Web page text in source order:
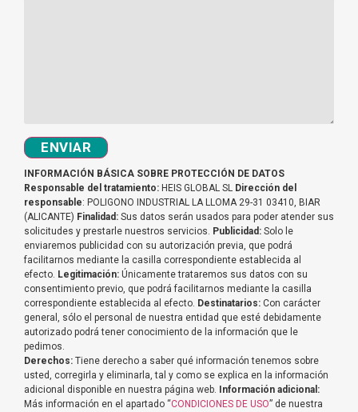
ENVIAR
INFORMACIÓN BÁSICA SOBRE PROTECCIÓN DE DATOS
Responsable del tratamiento: HEIS GLOBAL SL Dirección del
responsable: POLIGONO INDUSTRIAL LA LLOMA 29-31 03410, BIAR
(ALICANTE) Finalidad: Sus datos serán usados para poder atender sus
solicitudes y prestarle nuestros servicios. Publicidad: Solo le
enviaremos publicidad con su autorización previa, que podrá
facilitarnos mediante la casilla correspondiente establecida al
efecto. Legitimación: Únicamente trataremos sus datos con su
consentimiento previo, que podrá facilitarnos mediante la casilla
correspondiente establecida al efecto. Destinatarios: Con carácter
general, sólo el personal de nuestra entidad que esté debidamente
autorizado podrá tener conocimiento de la información que le
pedimos.
Derechos: Tiene derecho a saber qué información tenemos sobre
usted, corregirla y eliminarla, tal y como se explica en la información
adicional disponible en nuestra página web.
Información adicional:
Más información en el apartado “CONDICIONES DE USO” de nuestra